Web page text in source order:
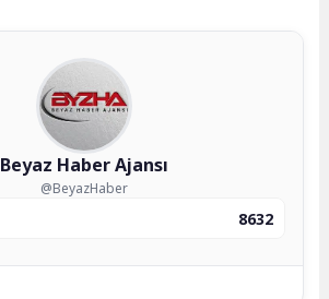
Beyaz Haber Ajansı
@BeyazHaber
8632